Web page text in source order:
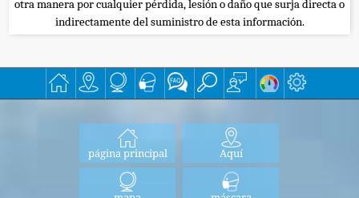
otra manera por cualquier pérdida, lesión o daño que surja directa o
indirectamente del suministro de esta información.
página principal Aquí